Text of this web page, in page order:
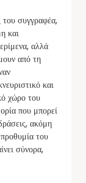
του συγγραφέα,
και
αλλά
από τη
και
χώρο του
που μπορεί
ακόμη
του
σύνορα,